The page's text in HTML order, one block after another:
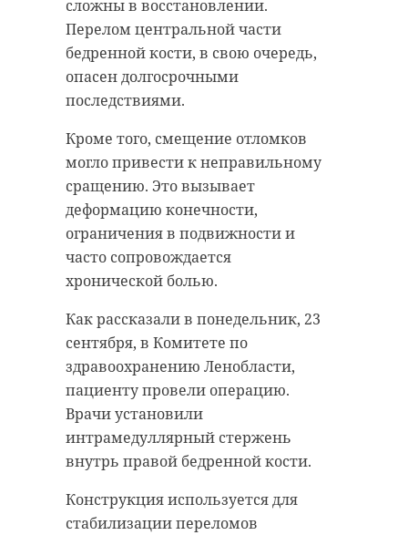
сложны в восстановлении.
Перелом центральной части
бедренной кости, в свою очередь,
опасен долгосрочными
последствиями.
Кроме того, смещение отломков
могло привести к неправильному
сращению. Это вызывает
деформацию конечности,
ограничения в подвижности и
часто сопровождается
хронической болью.
Как рассказали в понедельник, 23
сентября, в Комитете по
здравоохранению Ленобласти,
пациенту провели операцию.
Врачи установили
интрамедуллярный стержень
внутрь правой бедренной кости.
Конструкция используется для
стабилизации переломов
математике и русскому языку. С
графиком проведения школьного
этапа можно ознакомиться на
сайтеЦентра "Интеллект".
Всероссийская олимпиада состоит
из четырех этапов: школьный,
муниципальный, региональный и
заключительный. Олимпиада
проходит с 1 сентября по 30 июня.
Дипломы победителей и призеров
дают право поступления в
экзаменов по соответствующему
профилю. Они действуют 4 года.
Фото: комитет образования
Ленобласти
школьников
образование
пересечении проспекта Юрия
Гагарина и Алтайской улицы.
Водитель "Лексуса", совершая
левый поворот", сбил двух
Пострадавших госпитализировали
в состоянии средней степени
тяжести. По факту аварии идет
проверка.
авария сбили пешеходов
Поделиться статьей: